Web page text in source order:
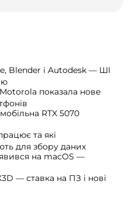
Blender і Autodesk — ШІ
показала нове
RTX 5070
та які
для збору даних
на macOS —
— ставка на ПЗ і нові